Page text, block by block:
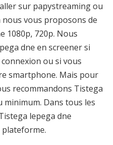
sur papystreaming ou
vous proposons de
1080p, 720p. Nous
dne en screener si
ou si vous
smartphone. Mais pour
recommandons Tistega
minimum. Dans tous les
lepega dne